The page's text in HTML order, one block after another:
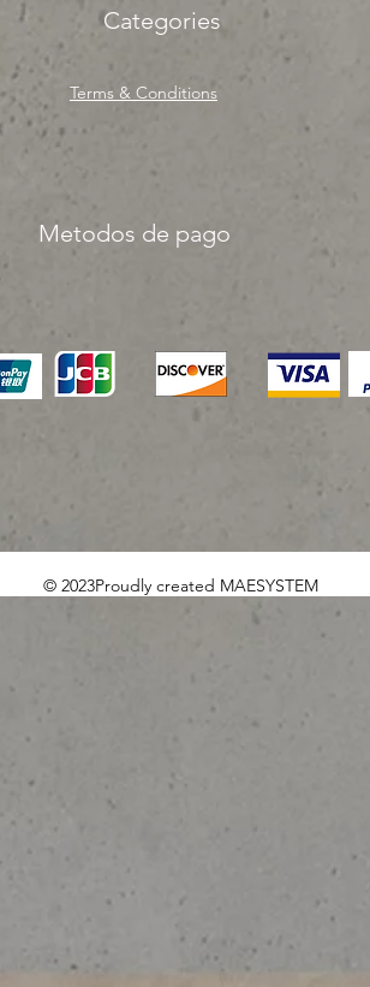
Categories
Terms & Conditions
Metodos de pago
© 2023Proudly created MAESYSTEM